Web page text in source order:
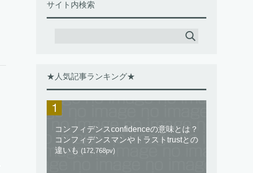
サイト内検索
★人気記事ランキング★
コンフィデンスconfidenceの意味とは？
コンフィデンスマンやトラストtrustとの
違いも (172,768pv)